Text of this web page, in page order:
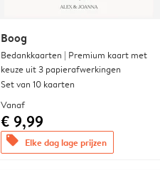
Boog
Bedankkaarten | Premium kaart met
keuze uit 3 papierafwerkingen
Set van 10 kaarten
Vanaf
€ 9,99
offers Elke dag lage prijzen